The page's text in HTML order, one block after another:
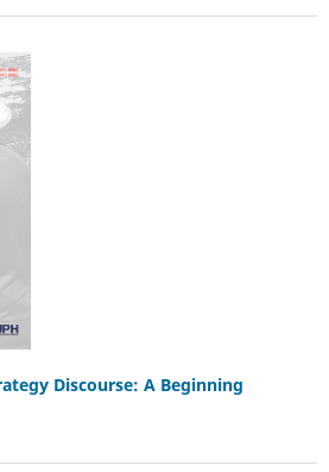
Discourse: A Beginning